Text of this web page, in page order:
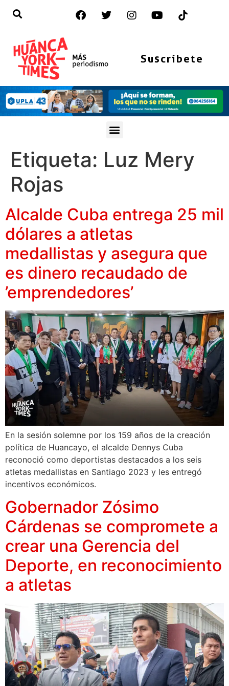
Suscríbete
Etiqueta: Luz Mery
Rojas
Alcalde Cuba entrega 25 mil
dólares a atletas
medallistas y asegura que
es dinero recaudado de
’emprendedores’
En la sesión solemne por los 159 años de la creación
política de Huancayo, el alcalde Dennys Cuba
reconoció como deportistas destacados a los seis
atletas medallistas en Santiago 2023 y les entregó
incentivos económicos.
Gobernador Zósimo
Cárdenas se compromete a
crear una Gerencia del
Deporte, en reconocimiento
a atletas